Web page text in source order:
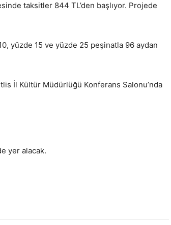
taksitler 844 TL’den başlıyor. Projede
yüzde 15 ve yüzde 25 peşinatla 96 aydan
İl Kültür Müdürlüğü Konferans Salonu’nda
yer alacak.